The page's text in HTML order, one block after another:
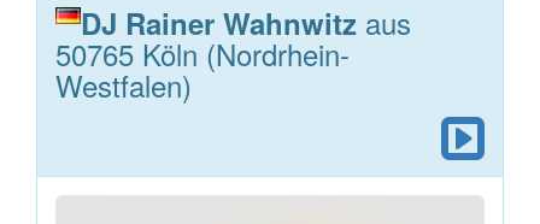
DJ Rainer Wahnwitz aus
50765 Köln (Nordrhein-
Westfalen)